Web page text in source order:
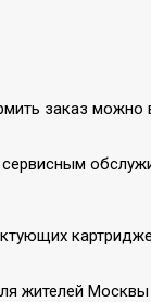
заказ можно
жителей